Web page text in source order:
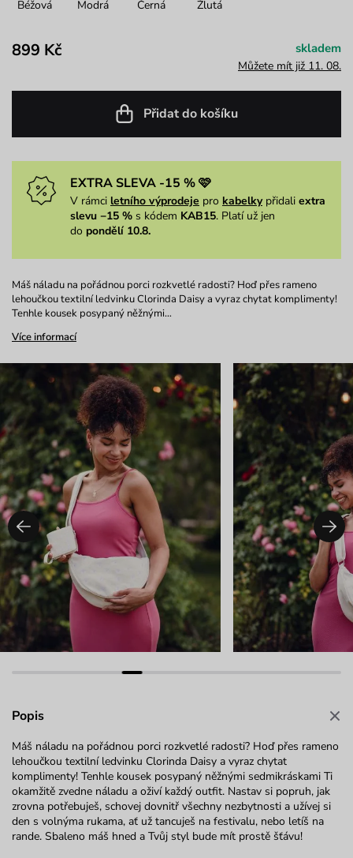
Béžová Modrá Černá Žlutá
899 Kč skladem
Můžete mít již 11. 08.
Přidat do košíku
EXTRA SLEVA -15 % 🩷
V rámci letního výprodeje pro kabelkypřidali extra
slevu −15 % s kódem KAB15. Platí už jen
do pondělí 10.8.
Máš náladu na pořádnou porci rozkvetlé radosti? Hoď přes rameno
lehoučkou textilní ledvinku Clorinda Daisy a vyraz chytat komplimenty!
Tenhle kousek posypaný něžnými…
Více informací
Popis
Máš náladu na pořádnou porci rozkvetlé radosti? Hoď přes rameno
lehoučkou textilní ledvinku Clorinda Daisy a vyraz chytat
komplimenty! Tenhle kousek posypaný něžnými sedmikráskami Ti
okamžitě zvedne náladu a oživí každý outfit. Nastav si popruh, jak
zrovna potřebuješ, schovej dovnitř všechny nezbytnosti a užívej si
den s volnýma rukama, ať už tancuješ na festivalu, nebo letíš na
rande. Sbaleno máš hned a Tvůj styl bude mít prostě šťávu!